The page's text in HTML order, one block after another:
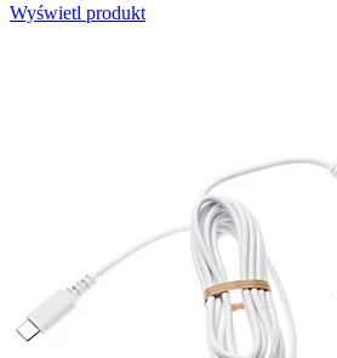
Wyświetl produkt